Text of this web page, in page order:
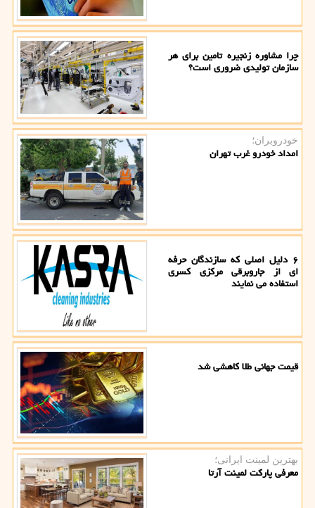
چرا مشاوره زنجیره تامین برای هر
سازمان تولیدی ضروری است؟
خودروبران؛
امداد خودرو غرب تهران
۶ دلیل اصلی که سازندگان حرفه
ای از جاروبرقی مرکزی کسری
استفاده می نمایند
قیمت جهانی طلا کاهشی شد
بهترین لمینت ایرانی؛
معرفی پارکت لمینت آرتا